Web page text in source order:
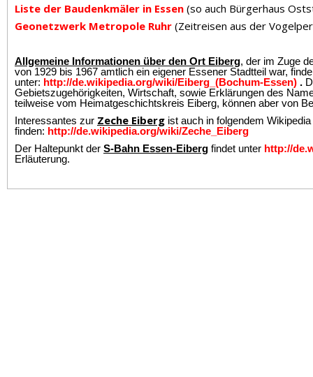
Liste der Baudenkmäler in Essen (so auch Bürgerhaus
Geonetzwerk Metropole Ruhr (Zeitreisen aus der
Allgemeine Informationen über den Ort Eiberg, der im Zuge
von 1929 bis 1967 amtlich ein eigener Essener Stadtteil war,
unter: http://de.wikipedia.org/wiki/Eiberg_(Bochum-Essen) .
Gebietszugehörigkeiten, Wirtschaft, sowie Erklärungen des
teilweise vom Heimatgeschichtskreis Eiberg, können aber von
Interessantes zur Zeche Eiberg ist auch in folgendem
finden: http://de.wikipedia.org/wiki/Zeche_Eiberg
Der Haltepunkt der S-Bahn Essen-Eiberg findet unter http://
Erläuterung.